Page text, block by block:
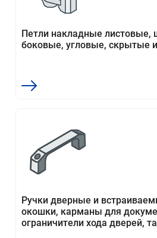
Петли накладные листовые,
боковые, угловые, скрытые
Ручки дверные и
окошки, карманы для
ограничители хода дверей,